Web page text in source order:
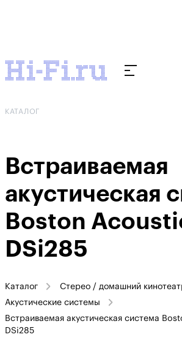
КАТАЛОГ
Встраиваемая
акустическая
Boston
DSi285
Каталог
Стерео / домашний
Акустические системы
Встраиваемая акустическая система
DSi285